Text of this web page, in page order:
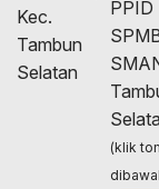
Kec.
Tambun
Selatan
PPID
(klik